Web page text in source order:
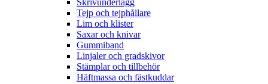
Skrivunderlägg
Tejp och tejphållare
Lim och klister
Saxar och knivar
Gummiband
Linjaler och gradskivor
Stämplar och tillbehör
Häftmassa och fästkuddar